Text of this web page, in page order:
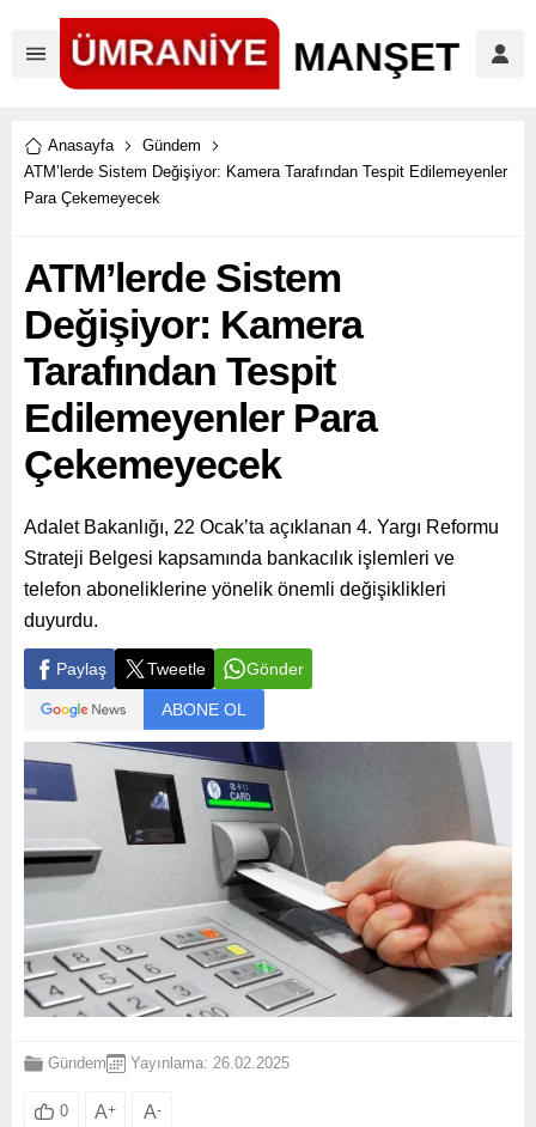
Anasayfa
Gündem
ATM’lerde Sistem Değişiyor: Kamera Tarafından Tespit Edilemeyenler
Para Çekemeyecek
ATM’lerde Sistem
Değişiyor: Kamera
Tarafından Tespit
Edilemeyenler Para
Çekemeyecek
Adalet Bakanlığı, 22 Ocak’ta açıklanan 4. Yargı Reformu
Strateji Belgesi kapsamında bankacılık işlemleri ve
telefon aboneliklerine yönelik önemli değişiklikleri
duyurdu.
Paylaş Tweetle Gönder
ABONE OL
Gündem Yayınlama: 26.02.2025
0 A+ A-